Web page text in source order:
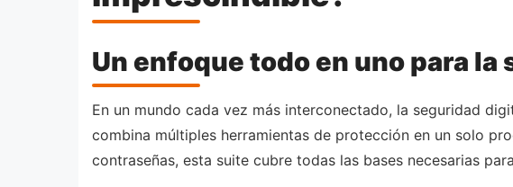
Un enfoque todo en uno para
En un mundo cada vez más interconectado, la seguridad
combina múltiples herramientas de protección en un solo
contraseñas, esta suite cubre todas las bases necesarias